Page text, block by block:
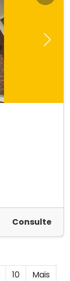
Next
Consulte
10 Mais